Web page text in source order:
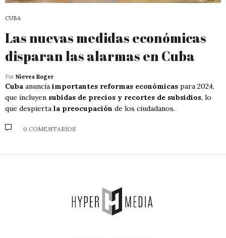
CUBA
Las nuevas medidas económicas
disparan las alarmas en Cuba
Por Nieves Roger
Cuba anuncia importantes reformas económicas para 2024,
que incluyen subidas de precios y recortes de subsidios, lo
que despierta la preocupación de los ciudadanos.
0 COMENTARIOS